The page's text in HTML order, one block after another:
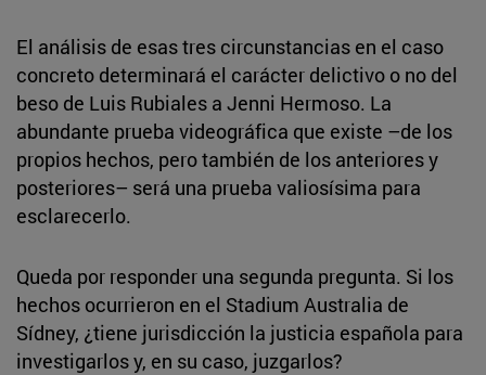
El análisis de esas tres circunstancias en el caso
concreto determinará el carácter delictivo o no del
beso de Luis Rubiales a Jenni Hermoso. La
abundante prueba videográfica que existe –de los
propios hechos, pero también de los anteriores y
posteriores– será una prueba valiosísima para
esclarecerlo.
Queda por responder una segunda pregunta. Si los
hechos ocurrieron en el Stadium Australia de
Sídney, ¿tiene jurisdicción la justicia española para
investigarlos y, en su caso, juzgarlos?